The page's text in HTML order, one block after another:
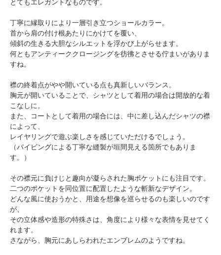
とてもエレガントなものです。
丁寧に縁取りにより一層引き立つショールカラー。
首から肩の付け根あたりにかけてを覆い、
傾斜の生きる大胆なシルエットを浮かび上がらせます。
何ともアンティーククロージングを彷彿とさせる佇まいがありま
すね。
襟の終着点がやや開いている点も真新しいバランス。
胸元が開いていることで、シャツとして着用の場合は開放的な着
こなしに。
また、コートとして着用の場合には、中に差し込んだシャツの襟
によって、
レイヤリングで遊ぶ楽しさを感じていただけるでしょう。
（パイピングによる丁寧な縫製が垣間見える箇所でもありま
す。）
その襟元に負けじと趣向が凝らされた胸ポケットにも注目です。
二つのポケットを同位置に配置したような斬新なデザイン。
どんな風に使おうかと、用途を想像を巡らせるのも楽しいのです
が、
その立体感や造形の特殊さは、角度により様々な表情を見せてく
れます。
さながら、胸元にあしらわれたエンブレムのようですね。